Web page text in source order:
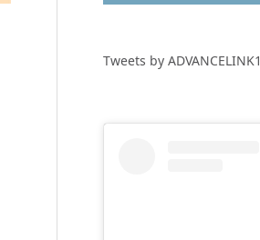
Tweets by ADVANCELINK1